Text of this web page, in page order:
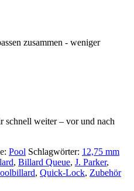
zusammen - weniger
schnell weiter – vor und nach
Pool Schlagwörter: 12,75 mm
, Billard Queue, J. Parker,
, Quick-Lock, Zubehör